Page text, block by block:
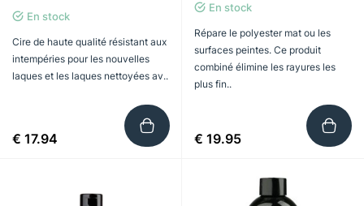
En stock
Cire de haute qualité résistant aux
intempéries pour les nouvelles
laques et les laques nettoyées av..
€ 17.94
En stock
Répare le polyester mat ou les
surfaces peintes. Ce produit
combiné élimine les rayures les
plus fin..
€ 19.95